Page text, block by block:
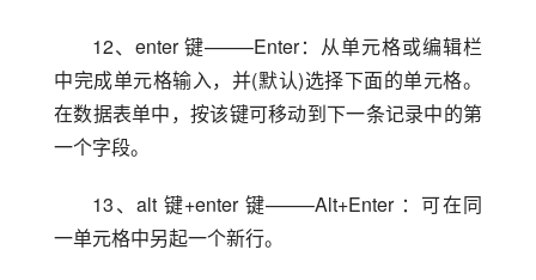
12、enter 键——–Enter：从单元格或编辑栏
中完成单元格输入，并(默认)选择下面的单元格。
在数据表单中，按该键可移动到下一条记录中的第
一个字段。
13、alt 键+enter 键——–Alt+Enter ：可在同
一单元格中另起一个新行。